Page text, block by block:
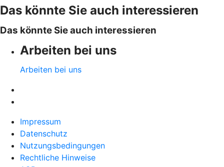
Das könnte Sie auch interessieren
Das könnte Sie auch interessieren
Arbeiten bei uns
Arbeiten bei uns
Impressum
Datenschutz
Nutzungsbedingungen
Rechtliche Hinweise